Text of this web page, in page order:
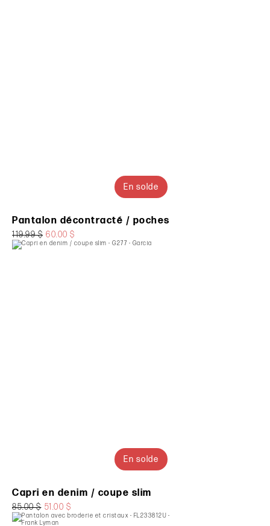
En solde
Pantalon décontracté / poches
119.99 $ 60.00 $
En solde
Capri en denim / coupe slim
85.00 $ 51.00 $